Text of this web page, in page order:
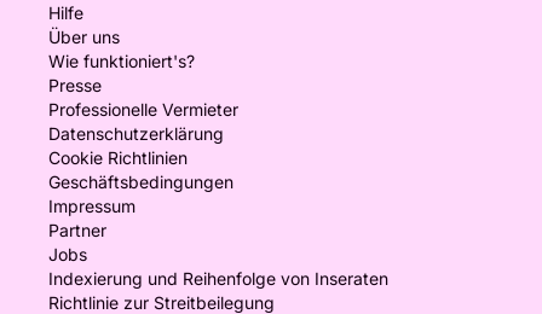
Hilfe
Über uns
Wie funktioniert's?
Presse
Professionelle Vermieter
Datenschutzerklärung
Cookie Richtlinien
Geschäftsbedingungen
Impressum
Partner
Jobs
Indexierung und Reihenfolge von Inseraten
Richtlinie zur Streitbeilegung